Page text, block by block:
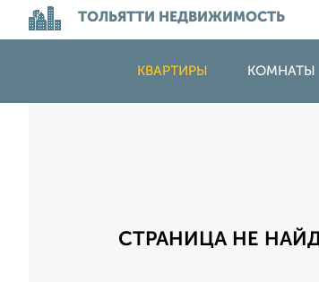
ТОЛЬЯТТИ НЕДВИЖИМОСТЬ
КВАРТИРЫ КОМНАТЫ
СТРАНИЦА НЕ